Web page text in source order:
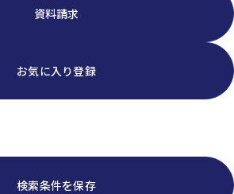
資料請求
お気に入り登録
検索条件を保存